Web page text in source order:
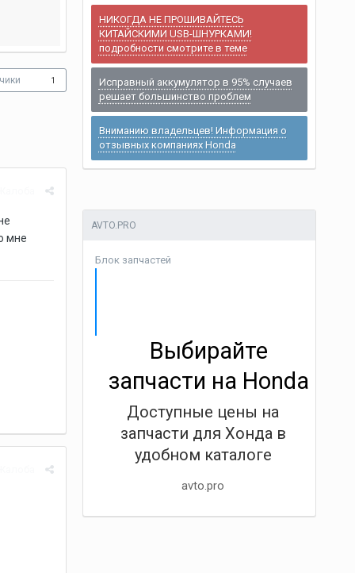
1
мне
НИКОГДА НЕ ПРОШИВАЙТЕСЬ
КИТАЙСКИМИ USB-ШНУРКАМИ!
подробности смотрите в теме
Исправный аккумулятор в 95% случаев
решает большинство проблем
Вниманию владельцев! Информация о
отзывных компаниях Honda
AVTO.PRO
Блок запчастей
Выбирайте
запчасти на Honda
Доступные цены на
запчасти для Хонда в
удобном каталоге
avto.pro